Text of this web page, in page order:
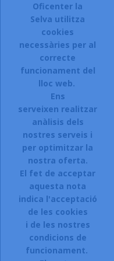
Accepto el termes,
privacitat d'aquest lloc web.
ARTICLES
LA NOSTRA
CONTACTEU:
Oficenter la
Selva utilitza
cookies
necessàries per al
correcte
funcionament del
lloc web.
Ens
serveixen realitzar
anàlisis dels
nostres serveis i
per optimitzar la
nostra oferta.
El fet de acceptar
aquesta nota
indica l'acceptació
de les cookies
i de les nostres
condicions de
funcionament.